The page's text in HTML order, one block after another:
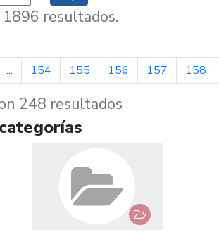
resultados.
... 154 155 156 157 158
248 resultados